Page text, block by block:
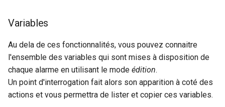
Variables
Au dela de ces fonctionnalités, vous pouvez connaitre
l'ensemble des variables qui sont mises à disposition de
chaque alarme en utilisant le mode édition.
Un point d'interrogation fait alors son apparition à coté des
actions et vous permettra de lister et copier ces variables.